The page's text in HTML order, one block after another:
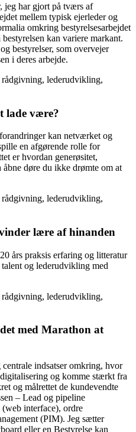
jeg har gjort på tværs af
mellem typisk ejerleder og
omkring bestyrelsesarbejdet
kan variere markant.
bestyrelser, som overvejer
i deres arbejde.
lade være?
kan netværket og
en afgørende rolle for
er hvordan generøsitet,
døre du ikke drømte om at
lære af hinanden
års praksis erfaring og litteratur
og lederudvikling med
med Marathon at
indsatser omkring, hvor
og komme stærkt fra
og målrettet de kundevendte
– Lead og pipeline
interface), ordre
(PIM). Jeg sætter
eller en Bestyrelse kan